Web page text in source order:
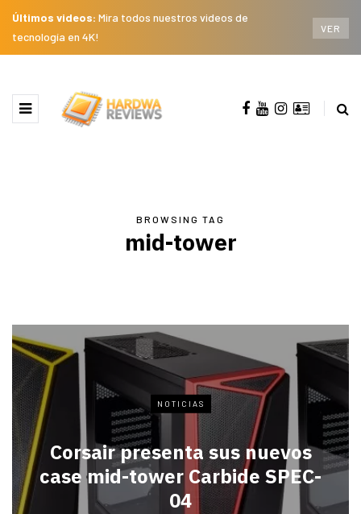
Últimos videos: Mira todos nuestros videos de
tecnología en 4K!
VER
BROWSING TAG
mid-tower
NOTICIAS
Corsair presenta sus nuevos
case mid-tower Carbide SPEC-
04